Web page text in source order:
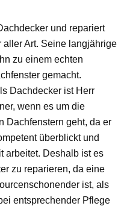
und repariert
aller Art. Seine langjährige
zu einem echten
gemacht.
Dachdecker ist Herr
wenn es um die
Dachfenstern geht, da er
überblickt und
arbeitet. Deshalb ist es
zu reparieren, da eine
ist, als
entsprechender Pflege